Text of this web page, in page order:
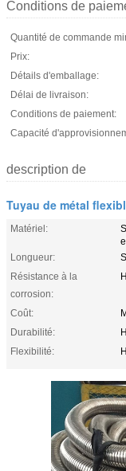
Conditions de
Quantité de commande
Prix:
Détails d'emballage:
Délai de livraison:
Conditions de paiement:
Capacité
description de
Tuyau de métal
Matériel:
Longueur:
Résistance à la
corrosion:
Coût:
Durabilité:
Flexibilité: